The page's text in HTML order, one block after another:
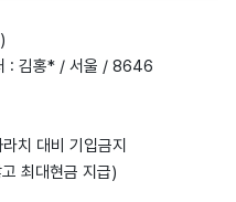
: 김홍* / 서울 / 8646
치 대비 기입금지
최대현금 지급)